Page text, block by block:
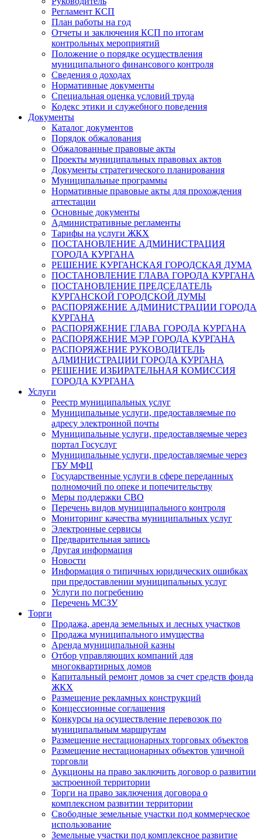
Регламент КСП
План работы на год
Отчеты и заключения КСП по итогам
контрольных мероприятий
Положение о порядке осуществления
муниципального финансового контроля
Сведения о доходах
Нормативные документы
Специальная оценка условий труда
Кодекс этики и служебного поведения
Документы
Каталог документов
Порядок обжалования
Обжалованные правовые акты
Проекты муниципальных правовых актов
Документы стратегического планирования
Муниципальные программы
Нормативные правовые акты для прохождения
аттестации
Основные документы
Административные регламенты
Тарифы на услуги ЖКХ
ПОСТАНОВЛЕНИЕ АДМИНИСТРАЦИЯ
ГОРОДА КУРГАНА
РЕШЕНИЕ КУРГАНСКАЯ ГОРОДСКАЯ ДУМА
ПОСТАНОВЛЕНИЕ ГЛАВА ГОРОДА КУРГАНА
ПОСТАНОВЛЕНИЕ ПРЕДСЕДАТЕЛЬ
КУРГАНСКОЙ ГОРОДСКОЙ ДУМЫ
РАСПОРЯЖЕНИЕ АДМИНИСТРАЦИИ ГОРОДА
КУРГАНА
РАСПОРЯЖЕНИЕ ГЛАВА ГОРОДА КУРГАНА
РАСПОРЯЖЕНИЕ МЭР ГОРОДА КУРГАНА
РАСПОРЯЖЕНИЕ РУКОВОДИТЕЛЬ
АДМИНИСТРАЦИИ ГОРОДА КУРГАНА
РЕШЕНИЕ ИЗБИРАТЕЛЬНАЯ КОМИССИЯ
ГОРОДА КУРГАНА
Услуги
Реестр муниципальных услуг
Муниципальные услуги, предоставляемые по
адресу электронной почты
Муниципальные услуги, предоставляемые через
портал Госуслуг
Муниципальные услуги, предоставляемые через
ГБУ МФЦ
Государственные услуги в сфере переданных
полномочий по опеке и попечительству
Меры поддержки СВО
Перечень видов муниципального контроля
Мониторинг качества муниципальных услуг
Электронные сервисы
Предварительная запись
Другая информация
Новости
Информация о типичных юридических ошибках
при предоставлении муниципальных услуг
Услуги по погребению
Перечень МСЗУ
Торги
Продажа, аренда земельных и лесных участков
Продажа муниципального имущества
Аренда муниципальной казны
Отбор управляющих компаний для
многоквартирных домов
Капитальный ремонт домов за счет средств фонда
ЖКХ
Размещение рекламных конструкций
Концессионные соглашения
Конкурсы на осуществление перевозок по
муниципальным маршрутам
Размещение нестационарных торговых объектов
Размещение нестационарных объектов уличной
торговли
Аукционы на право заключить договор о развитии
застроенной территории
Торги на право заключения договора о
комплексном развитии территории
Свободные земельные участки под коммерческое
использование
Земельные участки под комплексное развитие